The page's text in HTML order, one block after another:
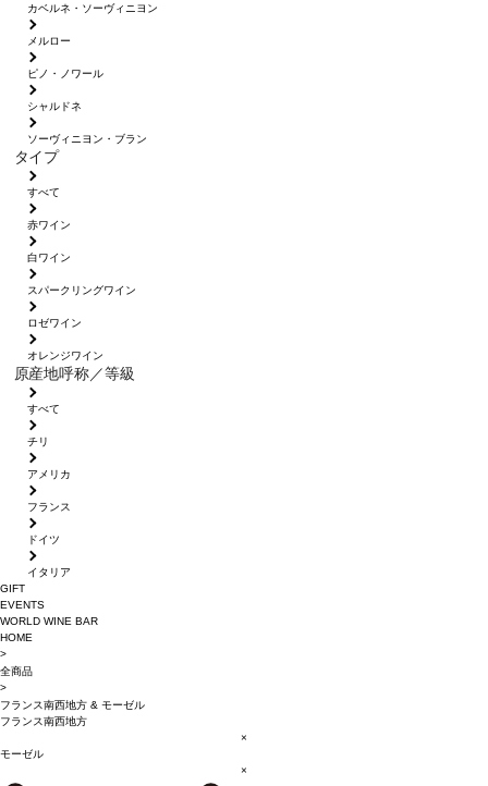
カベルネ・ソーヴィニヨン
メルロー
ピノ・ノワール
シャルドネ
ソーヴィニヨン・ブラン
タイプ
すべて
赤ワイン
白ワイン
スパークリングワイン
ロゼワイン
オレンジワイン
原産地呼称／等級
すべて
チリ
アメリカ
フランス
ドイツ
イタリア
GIFT
EVENTS
WORLD WINE BAR
HOME
>
全商品
>
フランス南西地方& モーゼル
フランス南西地方
×
モーゼル
×